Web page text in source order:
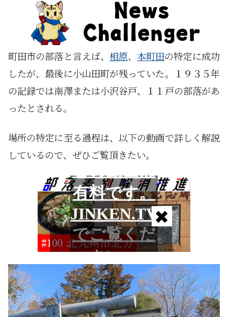
町田市の部落と言えば、 相原、 本町田の特定に成功
したが、最後に小山田町が残っていた。１９３５年
の記録では南澤または小沢谷戸、１１戸の部落があ
ったとされる。
場所の特定に至る過程は、以下の動画で詳しく解説
しているので、ぜひご覧頂きたい。